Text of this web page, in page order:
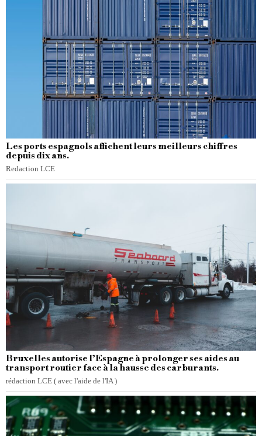
Les ports espagnols affichent leurs meilleurs chiffres
depuis dix ans.
Redaction LCE
Bruxelles autorise l’Espagne à prolonger ses aides au
transport routier face à la hausse des carburants.
rédaction LCE ( avec l'aide de l'IA )